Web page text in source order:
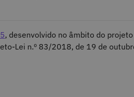
, desenvolvido no âmbito do projeto
Lei n.º 83/2018, de 19 de